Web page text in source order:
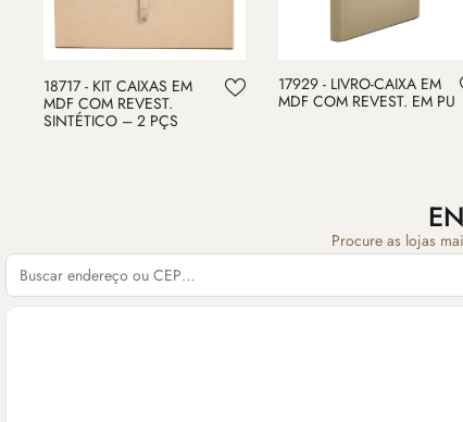
18717 - KIT CAIXAS EM
MDF COM REVEST.
SINTÉTICO – 2 PÇS
17929 - LIVRO-CAIXA EM
MDF COM REVEST. EM PU
Procure as lojas